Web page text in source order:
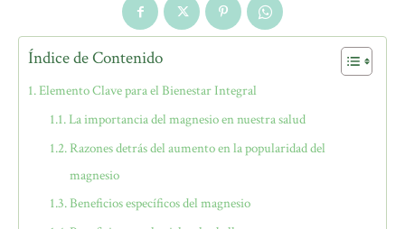
Índice de Contenido
Elemento Clave para el Bienestar Integral
La importancia del magnesio en nuestra salud
Razones detrás del aumento en la popularidad del
magnesio
Beneficios específicos del magnesio